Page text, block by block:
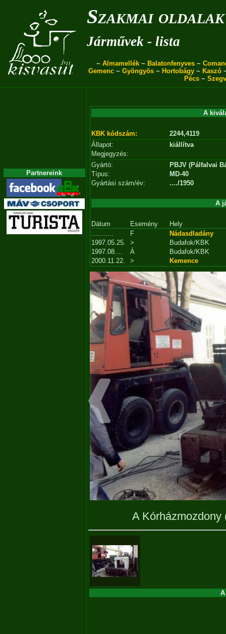
Szakmai oldalak
Járművek - lista
~ Almamellék ~ Balatonfenyves ~
Gemenc ~ Gyöngyös ~ Hortobágy ~ Kaszó
Pécs ~
Partnereink
A
KBK kódszám:
2244,4119
Állapot:
kiállítva
Megjegyzés:
Gyártó:
PBJV (Pálfalvai
Típus:
MD-40
Gyártási szám/év:
..../1950
A
Dátum Esemény
Hely
...........
F
Nádasdladány
1997.05.25.
>
Budafok/KBK
1997.08....
Á
Budafok/KBK
2000.11.22.
> Kemence
A Kórházmozdony